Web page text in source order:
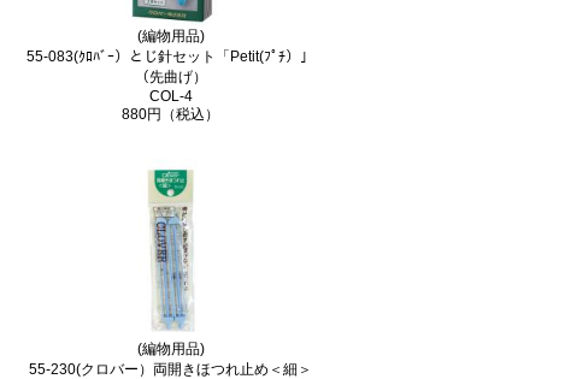
(編物用品)
55-083(ｸﾛﾊﾞｰ）とじ針セット「Petit(ﾌﾟﾁ）」
（先曲げ）
COL-4
880円（税込）
(編物用品)
55-230(クロバー）両開きほつれ止め＜細＞